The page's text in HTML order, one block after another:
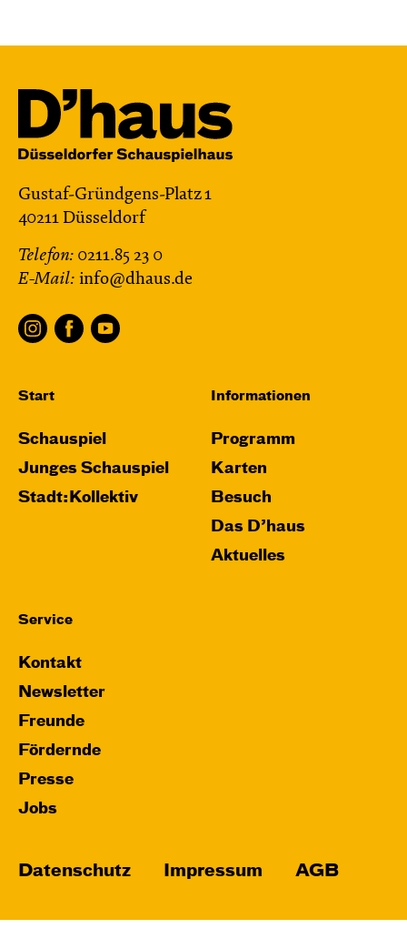
Gustaf-Gründgens-Platz 1
40211 Düsseldorf
Telefon: 0211.85 23 0
E-Mail: info@dhaus.de
Start
Schauspiel
Junges Schauspiel
Stadt:Kollektiv
Informationen
Programm
Karten
Besuch
Das D’haus
Aktuelles
Service
Kontakt
Newsletter
Freunde
Fördernde
Presse
Jobs
Datenschutz Impressum AGB